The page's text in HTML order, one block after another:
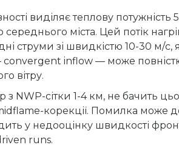
виділяє теплову
середнього міста. Цей потік
струми зі швидкістю 10-30 м/
convergent inflow — може
вітру.
NWP-сітки 1-4 км, не бачить
корекції. Помилка
у недооцінку швидкості
runs.